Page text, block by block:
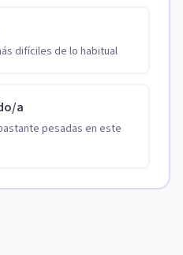
difíciles de lo habitual
a
pesadas en este